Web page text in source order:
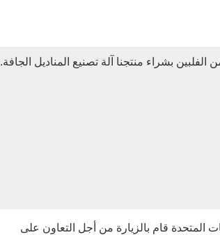
بشراء منتجنا آلة تصنيع المناديل الجافة.
المتحدة قام بالزيارة من أجل التعاون على